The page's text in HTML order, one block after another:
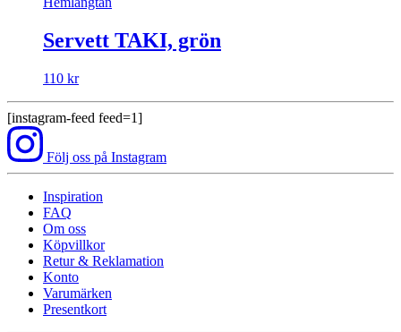
Servett TAKI, grön
110 kr
[instagram-feed feed=1]
Följ oss på Instagram
Inspiration
FAQ
Om oss
Köpvillkor
Retur & Reklamation
Konto
Varumärken
Presentkort